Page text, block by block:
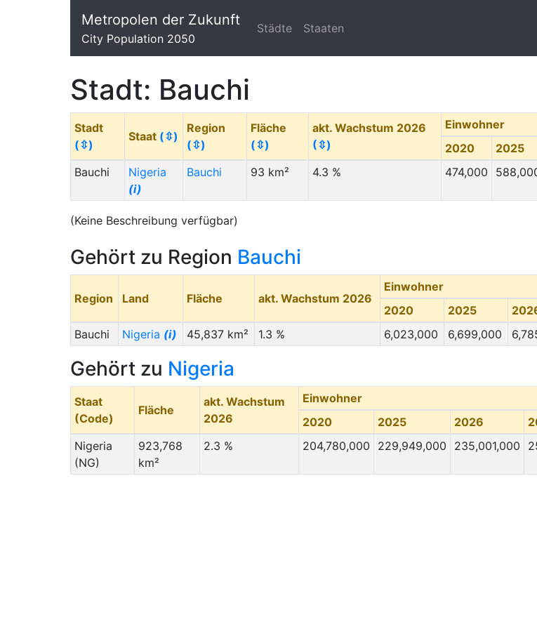
Metropolen der Zukunft
City Population 2050
Städte Staaten
Stadt: Bauchi
Stadt
(⇳)
Staat (⇳)
Region
(⇳)
Fläche
(⇳)
akt. Wachstum 2026
(⇳)
Einwohner
2020
2025
Bauchi
Nigeria
(i)
Bauchi 93 km² 4.3 % 474,000
(Keine Beschreibung verfügbar)
Gehört zu Region Bauchi
Region Land Fläche akt. Wachstum 2026
Einwohner
2020
2025
Bauchi
Nigeria (i) 45,837 km² 1.3 % 6,023,000 6,699,000
Gehört zu Nigeria
Staat
(Code)
Fläche
akt. Wachstum
2026
Einwohner
2020
2025 2026
Nigeria
(NG)
923,768
km²
2.3 % 204,780,000 229,949,000 235,001,000